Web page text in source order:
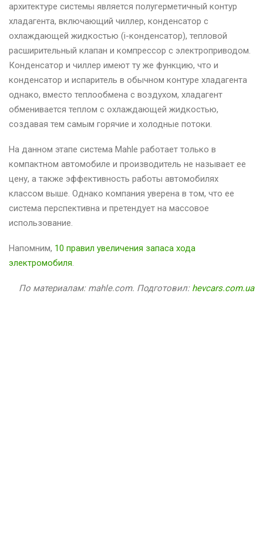
архитектуре системы является полугерметичный контур
хладагента, включающий чиллер, конденсатор с
охлаждающей жидкостью (i-конденсатор), тепловой
расширительный клапан и компрессор с электроприводом.
Конденсатор и чиллер имеют ту же функцию, что и
конденсатор и испаритель в обычном контуре хладагента
однако, вместо теплообмена с воздухом, хладагент
обменивается теплом с охлаждающей жидкостью,
создавая тем самым горячие и холодные потоки.
На данном этапе система Mahle работает только в
компактном автомобиле и производитель не называет ее
цену, а также эффективность работы автомобилях
классом выше. Однако компания уверена в том, что ее
система перспективна и претендует на массовое
использование.
Напомним, 10 правил увеличения запаса хода
электромобиля.
По материалам: mahle.com. Подготовил: hevcars.com.ua